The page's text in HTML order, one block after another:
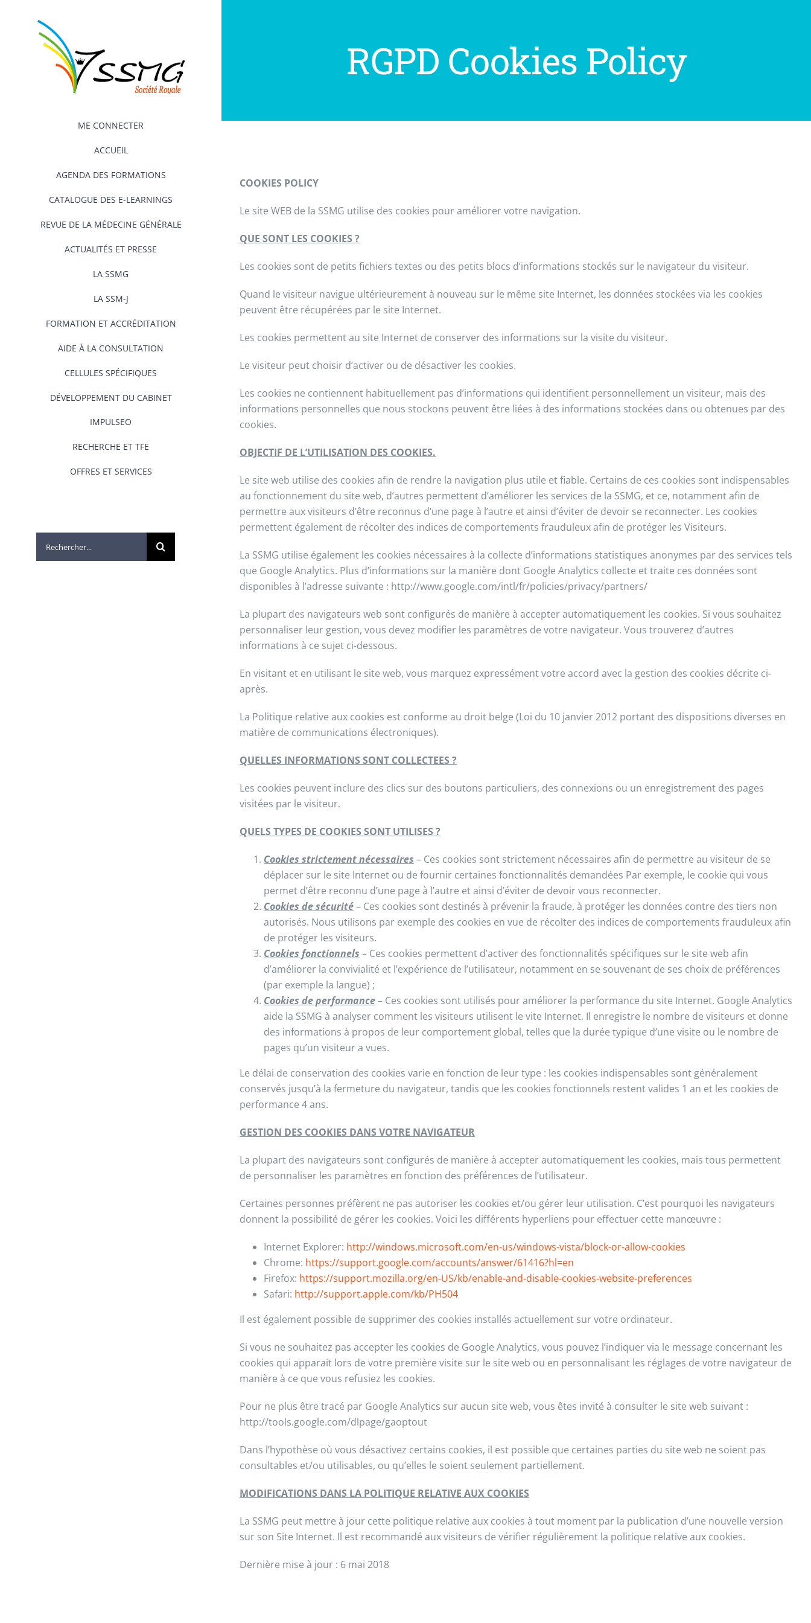
ME CONNECTER
ACCUEIL
AGENDA DES FORMATIONS
CATALOGUE DES E-LEARNINGS
REVUE DE LA MÉDECINE GÉNÉRALE
ACTUALITÉS ET PRESSE
LA SSMG
LA SSM-J
FORMATION ET ACCRÉDITATION
AIDE À LA CONSULTATION
CELLULES SPÉCIFIQUES
DÉVELOPPEMENT DU CABINET
IMPULSEO
RECHERCHE ET TFE
OFFRES ET SERVICES
RGPD Cookies Policy
COOKIES POLICY
Le site WEB de la SSMG utilise des cookies pour améliorer votre navigation.
QUE SONT LES COOKIES ?
Les cookies sont de petits fichiers textes ou des petits blocs d’informations stockés sur le navigateur du visiteur.
Quand le visiteur navigue ultérieurement à nouveau sur le même site Internet, les données stockées via les cookies
peuvent être récupérées par le site Internet.
Les cookies permettent au site Internet de conserver des informations sur la visite du visiteur.
Le visiteur peut choisir d’activer ou de désactiver les cookies.
Les cookies ne contiennent habituellement pas d’informations qui identifient personnellement un visiteur, mais des
informations personnelles que nous stockons peuvent être liées à des informations stockées dans ou obtenues par des
cookies.
OBJECTIF DE L’UTILISATION DES COOKIES.
Le site web utilise des cookies afin de rendre la navigation plus utile et fiable. Certains de ces cookies sont indispensables
au fonctionnement du site web, d’autres permettent d’améliorer les services de la SSMG, et ce, notamment afin de
permettre aux visiteurs d’être reconnus d’une page à l’autre et ainsi d’éviter de devoir se reconnecter. Les cookies
permettent également de récolter des indices de comportements frauduleux afin de protéger les Visiteurs.
La SSMG utilise également les cookies nécessaires à la collecte d’informations statistiques anonymes par des services tels
que Google Analytics. Plus d’informations sur la manière dont Google Analytics collecte et traite ces données sont
disponibles à l’adresse suivante : http://www.google.com/intl/fr/policies/privacy/partners/
La plupart des navigateurs web sont configurés de manière à accepter automatiquement les cookies. Si vous souhaitez
personnaliser leur gestion, vous devez modifier les paramètres de votre navigateur. Vous trouverez d’autres
informations à ce sujet ci-dessous.
En visitant et en utilisant le site web, vous marquez expressément votre accord avec la gestion des cookies décrite ci-
après.
La Politique relative aux cookies est conforme au droit belge (Loi du 10 janvier 2012 portant des dispositions diverses en
matière de communications électroniques).
QUELLES INFORMATIONS SONT COLLECTEES ?
Les cookies peuvent inclure des clics sur des boutons particuliers, des connexions ou un enregistrement des pages
visitées par le visiteur.
QUELS TYPES DE COOKIES SONT UTILISES ?
Cookies strictement nécessaires – Ces cookies sont strictement nécessaires afin de permettre au visiteur de se
déplacer sur le site Internet ou de fournir certaines fonctionnalités demandées Par exemple, le cookie qui vous
permet d’être reconnu d’une page à l’autre et ainsi d’éviter de devoir vous reconnecter.
Cookies de sécurité– Ces cookies sont destinés à prévenir la fraude, à protéger les données contre des tiers non
autorisés. Nous utilisons par exemple des cookies en vue de récolter des indices de comportements frauduleux afin
de protéger les visiteurs.
Cookies fonctionnels – Ces cookies permettent d’activer des fonctionnalités spécifiques sur le site web afin
d’améliorer la convivialité et l’expérience de l’utilisateur, notamment en se souvenant de ses choix de préférences
(par exemple la langue) ;
Cookies de performance– Ces cookies sont utilisés pour améliorer la performance du site Internet. Google Analytics
aide la SSMG à analyser comment les visiteurs utilisent le vite Internet. Il enregistre le nombre de visiteurs et donne
des informations à propos de leur comportement global, telles que la durée typique d’une visite ou le nombre de
pages qu’un visiteur a vues.
Le délai de conservation des cookies varie en fonction de leur type : les cookies indispensables sont généralement
conservés jusqu’à la fermeture du navigateur, tandis que les cookies fonctionnels restent valides 1 an et les cookies de
performance 4 ans.
GESTION DES COOKIES DANS VOTRE NAVIGATEUR
La plupart des navigateurs sont configurés de manière à accepter automatiquement les cookies, mais tous permettent
de personnaliser les paramètres en fonction des préférences de l’utilisateur.
Certaines personnes préfèrent ne pas autoriser les cookies et/ou gérer leur utilisation. C’est pourquoi les navigateurs
donnent la possibilité de gérer les cookies. Voici les différents hyperliens pour effectuer cette manœuvre :
Internet Explorer: http://windows.microsoft.com/en-us/windows-vista/block-or-allow-cookies
Chrome: https://support.google.com/accounts/answer/61416?hl=en
Firefox: https://support.mozilla.org/en-US/kb/enable-and-disable-cookies-website-preferences
Safari: http://support.apple.com/kb/PH504
Il est également possible de supprimer des cookies installés actuellement sur votre ordinateur.
Si vous ne souhaitez pas accepter les cookies de Google Analytics, vous pouvez l’indiquer via le message concernant les
cookies qui apparait lors de votre première visite sur le site web ou en personnalisant les réglages de votre navigateur de
manière à ce que vous refusiez les cookies.
Pour ne plus être tracé par Google Analytics sur aucun site web, vous êtes invité à consulter le site web suivant :
http://tools.google.com/dlpage/gaoptout
Dans l’hypothèse où vous désactivez certains cookies, il est possible que certaines parties du site web ne soient pas
consultables et/ou utilisables, ou qu’elles le soient seulement partiellement.
MODIFICATIONS DANS LA POLITIQUE RELATIVE AUX COOKIES
La SSMG peut mettre à jour cette politique relative aux cookies à tout moment par la publication d’une nouvelle version
sur son Site Internet. Il est recommandé aux visiteurs de vérifier régulièrement la politique relative aux cookies.
Dernière mise à jour : 6 mai 2018